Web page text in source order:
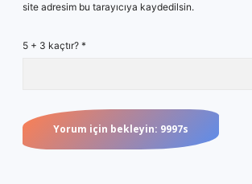
site adresim bu tarayıcıya kaydedilsin.
5 + 3 kaçtır? *